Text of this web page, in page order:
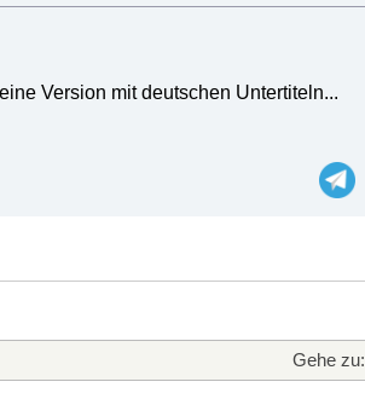
Version mit deutschen Untertiteln...
Gehe zu: